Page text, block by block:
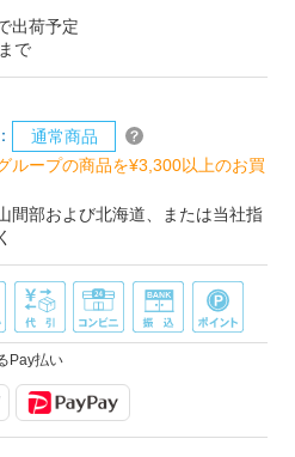
出荷予定
で
通常商品
ループの商品を¥3,300以上のお買
間部および北海道、または当社指
Pay払い